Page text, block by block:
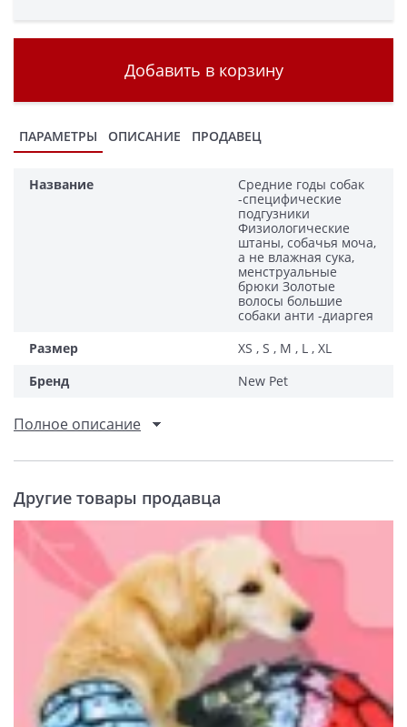
Добавить в корзину
ПАРАМЕТРЫ ОПИСАНИЕ ПРОДАВЕЦ
Название
Средние годы собак
-специфические
подгузники
Физиологические
штаны, собачья моча,
а не влажная сука,
менструальные
брюки Золотые
волосы большие
собаки анти -диаргея
Размер
XS , S , M , L , XL
Бренд
New Pet
Полное описание
Другие товары продавца